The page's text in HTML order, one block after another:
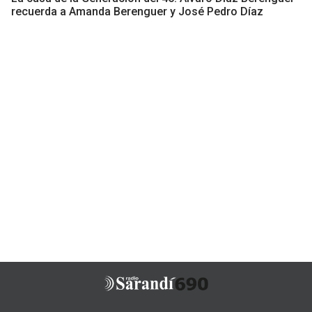
recuerda a Amanda Berenguer y José Pedro Díaz